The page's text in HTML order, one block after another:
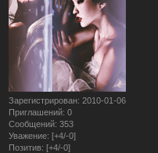
Зарегистрирован: 2010-01-06
Приглашений: 0
Сообщений: 353
Уважение: [+4/-0]
Позитив: [+4/-0]